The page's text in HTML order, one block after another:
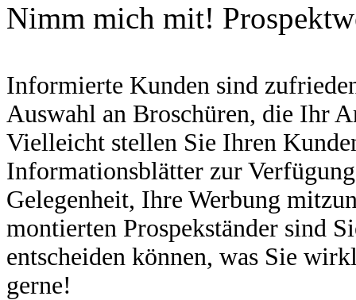
Nimm mich mit!
Informierte Kunden sind
Auswahl an Broschüren, die Ihr
Vielleicht stellen Sie Ihren
Informationsblätter zur
Gelegenheit, Ihre Werbung
montierten Prospekständer sind
entscheiden können, was Sie
gerne!